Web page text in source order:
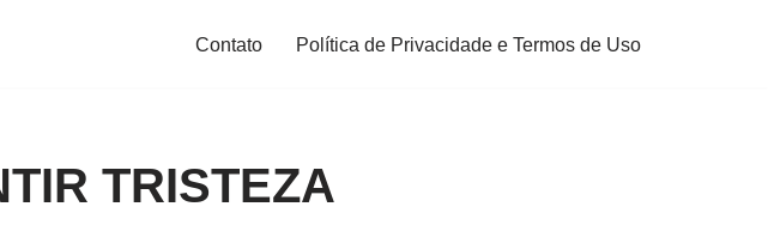
Contato Política de Privacidade e Termos de Uso
TRISTEZA